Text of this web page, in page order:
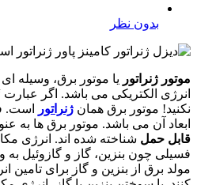
بدون نظر
موتور ژنراتور یا موتور برق، وسیله
انرژی الکتریکی می باشد. اگر
نکنید! موتور برق همان ژنراتور
است.
ابعاد آن می باشد. موتور برق ها به
قابل حمل شناخته شده اند. انرژی
فسیلی چون بنزین، گاز و گازوئیل به
مولد برق از بنزین و گاز برای تامین